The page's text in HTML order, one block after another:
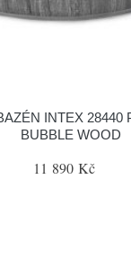
INTEX 28440
BUBBLE WOOD
11 890 Kč